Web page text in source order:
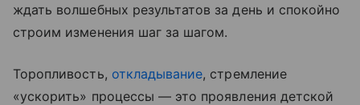
ждать волшебных результатов за день и спокойно
строим изменения шаг за шагом.
Торопливость, откладывание, стремление
«ускорить» процессы — это проявления детской